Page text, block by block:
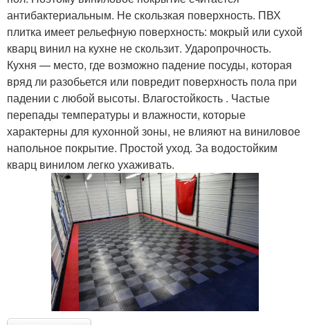
антибактериальным. Не скользкая поверхность. ПВХ
плитка имеет рельефную поверхность: мокрый или сухой
кварц винил на кухне не скользит. Ударопрочность.
Кухня — место, где возможно падение посуды, которая
вряд ли разобьется или повредит поверхность пола при
падении с любой высоты. Влагостойкость . Частые
перепады температуры и влажности, которые
характерны для кухонной зоны, не влияют на виниловое
напольное покрытие. Простой уход. За водостойким
кварц винилом легко ухаживать.